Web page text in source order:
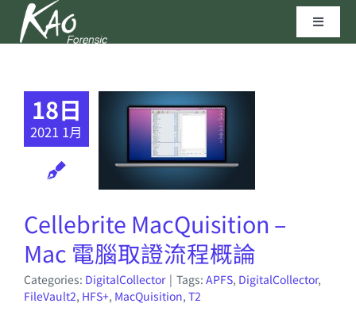
Skip
Toggle
資安實驗室
聯繫我們
高田科技©
18日
2021 1月
Cellebrite MacQuisition –
Mac 電腦取證流程概論
Categories: DigitalCollector | Tags: APFS, DigitalCollector,
FileVault2, HFS+, MacQuisition, T2